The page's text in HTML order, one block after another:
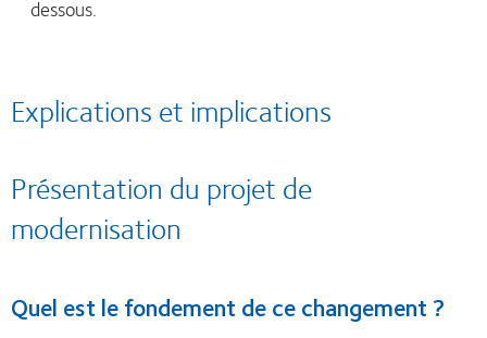
dessous.
Explications et implications
Présentation du projet de
modernisation
Quel est le fondement de ce changement ?